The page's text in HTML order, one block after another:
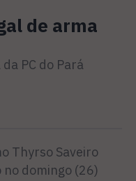
de arma
PC do Pará
Thyrso Saveiro
domingo (26)